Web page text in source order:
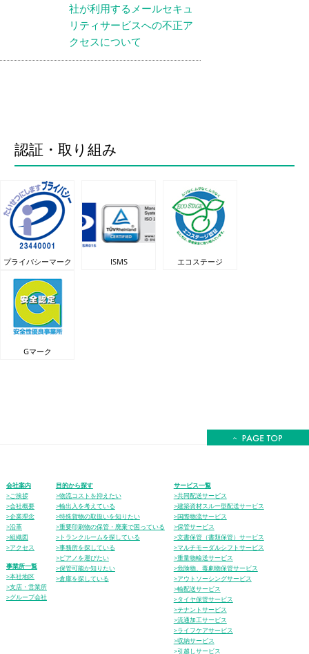
社が利用するメールセキュ
リティサービスへの不正ア
クセスについて
認証・取り組み
プライバシーマーク ISMS エコステージ
Gマーク
会社案内
>ご挨拶
>会社概要
>企業理念
>沿革
>組織図
>アクセス
事業所一覧
>本社地区
>支店・営業所
>グループ会社
目的から探す
>物流コストを抑えたい
>輸出入を考えている
>特殊貨物の取扱いを知りたい
>重要印刷物の保管・廃棄で困っている
>トランクルームを探している
>事務所を探している
>ピアノを運びたい
>保管可能か知りたい
>倉庫を探している
サービス一覧
>共同配送サービス
>建築資材スルー型配送サービス
>国際物流サービス
>保管サービス
>文書保管（書類保管）サービス
>マルチモーダルシフトサービス
>重量物輸送サービス
>危険物、毒劇物保管サービス
>アウトソーシングサービス
>輸配送サービス
>タイヤ保管サービス
>テナントサービス
>流通加工サービス
>ライフケアサービス
>収納サービス
>引越しサービス